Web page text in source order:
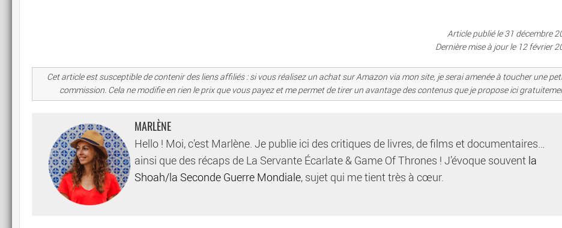
Article publié le 31 décembre
Dernière mise à jour le 12 février
Cet article est susceptible de contenir des liens affiliés : si vous réalisez un achat sur Amazon via mon site, je serai amenée à toucher une
commission. Cela ne modifie en rien le prix que vous payez et me permet de tirer un avantage des contenus que je propose ici
MARLÈNE
Hello ! Moi, c’est Marlène. Je publie ici des critiques de livres, de films et documentaires…
ainsi que des récaps de La Servante Écarlate & Game Of Thrones ! J’évoque souvent la
Shoah/la Seconde Guerre Mondiale, sujet qui me tient très à cœur.